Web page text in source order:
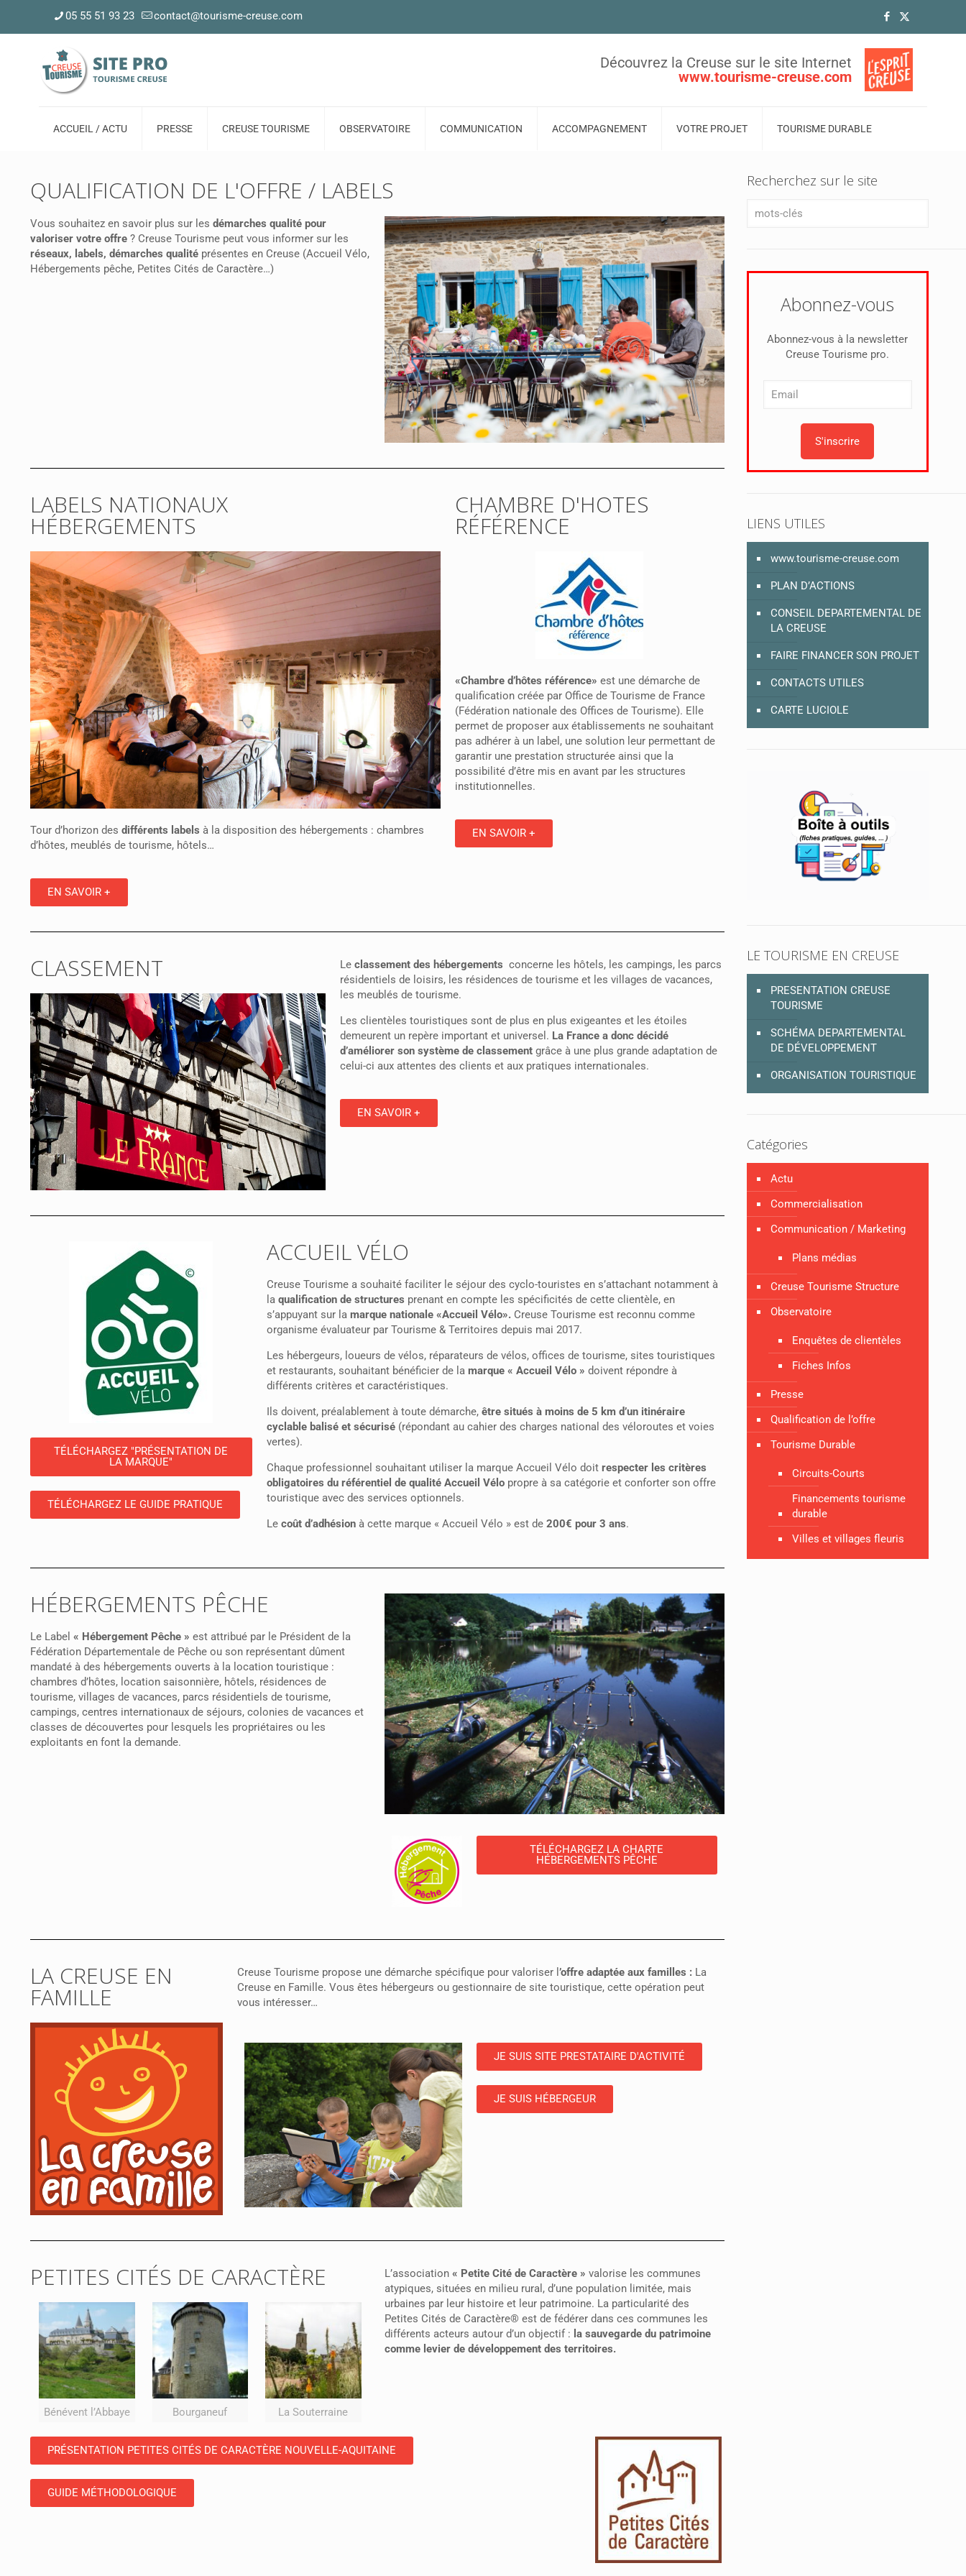
05 55 51 93 23 contact@tourisme-creuse.com
ACCUEIL / ACTU PRESSE CREUSE TOURISME OBSERVATOIRE COMMUNICATION ACCOMPAGNEMENT VOTRE PROJET TOURISME DURABLE
Découvrez la Creuse sur le site Internet
www.tourisme-creuse.com
QUALIFICATION DE L'OFFRE / LABELS
Vous souhaitez en savoir plus sur les démarches qualité pour
valoriser votre offre ? Creuse Tourisme peut vous informer sur les
réseaux, labels, démarches qualité présentes en Creuse (Accueil Vélo,
Hébergements pêche, Petites Cités de Caractère…)
LABELS NATIONAUX
HÉBERGEMENTS
Tour d’horizon des différents labels à la disposition des hébergements : chambres
d’hôtes, meublés de tourisme, hôtels…
EN SAVOIR +
CHAMBRE D'HOTES
RÉFÉRENCE
«Chambre d’hôtes référence» est une démarche de
qualification créée par Office de Tourisme de France
(Fédération nationale des Offices de Tourisme). Elle
permet de proposer aux établissements ne souhaitant
pas adhérer à un label, une solution leur permettant de
garantir une prestation structurée ainsi que la
possibilité d’être mis en avant par les structures
institutionnelles.
EN SAVOIR +
CLASSEMENT Leclassement des hébergements concerne les hôtels, les campings, les parcs
résidentiels de loisirs, les résidences de tourisme et les villages de vacances,
les meublés de tourisme.
Les clientèles touristiques sont de plus en plus exigeantes et les étoiles
demeurent un repère important et universel. La France a donc décidé
d’améliorer son système de classement grâce à une plus grande adaptation de
celui-ci aux attentes des clients et aux pratiques internationales.
EN SAVOIR +
TÉLÉCHARGEZ "PRÉSENTATION DE
LA MARQUE"
TÉLÉCHARGEZ LE GUIDE PRATIQUE
ACCUEIL VÉLO
Creuse Tourisme a souhaité faciliter le séjour des cyclo-touristes en s’attachant notamment à
la qualification de structures prenant en compte les spécificités de cette clientèle, en
s’appuyant sur la marque nationale «Accueil Vélo».Creuse Tourisme est reconnu comme
organisme évaluateur par Tourisme & Territoires depuis mai 2017.
Les hébergeurs, loueurs de vélos, réparateurs de vélos, offices de tourisme, sites touristiques
et restaurants, souhaitant bénéficier de la marque « Accueil Vélo » doivent répondre à
différents critères et caractéristiques.
Ils doivent, préalablement à toute démarche, être situés à moins de 5 km d’un itinéraire
cyclable balisé et sécurisé(répondant au cahier des charges national des véloroutes et voies
vertes).
Chaque professionnel souhaitant utiliser la marque Accueil Vélo doit respecter les critères
obligatoires du référentiel de qualité Accueil Vélopropre à sa catégorie et conforter son offre
touristique avec des services optionnels.
Lecoût d’adhésionà cette marque « Accueil Vélo » est de 200€ pour 3 ans.
HÉBERGEMENTS PÊCHE
Le Label « Hébergement Pêche » est attribué par le Président de la
Fédération Départementale de Pêche ou son représentant dûment
mandaté à des hébergements ouverts à la location touristique :
chambres d’hôtes, location saisonnière, hôtels, résidences de
tourisme, villages de vacances, parcs résidentiels de tourisme,
campings, centres internationaux de séjours, colonies de vacances et
classes de découvertes pour lesquels les propriétaires ou les
exploitants en font la demande.
TÉLÉCHARGEZ LA CHARTE
HÉBERGEMENTS PÊCHE
LA CREUSE EN
FAMILLE
Creuse Tourisme propose une démarche spécifique pour valoriser l’offre adaptée aux familles : La
Creuse en Famille. Vous êtes hébergeurs ou gestionnaire de site touristique, cette opération peut
vous intéresser…
JE SUIS SITE PRESTATAIRE D'ACTIVITÉ
JE SUIS HÉBERGEUR
PETITES CITÉS DE CARACTÈRE
Bénévent l’Abbaye Bourganeuf La Souterraine
L’association « Petite Cité de Caractère » valorise les communes
atypiques, situées en milieu rural, d’une population limitée, mais
urbaines par leur histoire et leur patrimoine. La particularité des
Petites Cités de Caractère® est de fédérer dans ces communes les
différents acteurs autour d’un objectif : la sauvegarde du patrimoine
comme levier de développement des territoires.
PRÉSENTATION PETITES CITÉS DE CARACTÈRE NOUVELLE-AQUITAINE
GUIDE MÉTHODOLOGIQUE
Recherchez sur le site
Abonnez-vous
Abonnez-vous à la newsletter
Creuse Tourisme pro.
LIENS UTILES
www.tourisme-creuse.com
PLAN D’ACTIONS
CONSEIL DEPARTEMENTAL DE
LA CREUSE
FAIRE FINANCER SON PROJET
CONTACTS UTILES
CARTE LUCIOLE
LE TOURISME EN CREUSE
PRESENTATION CREUSE
TOURISME
SCHÉMA DEPARTEMENTAL
DE DÉVELOPPEMENT
ORGANISATION TOURISTIQUE
Catégories
Actu
Commercialisation
Communication / Marketing
Plans médias
Creuse Tourisme Structure
Observatoire
Enquêtes de clientèles
Fiches Infos
Presse
Qualification de l’offre
Tourisme Durable
Circuits-Courts
Financements tourisme
durable
Villes et villages fleuris